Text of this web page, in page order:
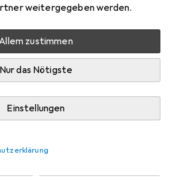
weitergegeben werden.
zustimmen
Nur das Nötigste
Einstellungen
für genaue Lieferzeit